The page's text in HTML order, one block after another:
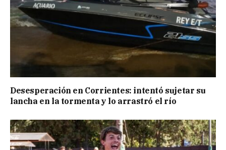
Desesperación en Corrientes: intentó sujetar su
lancha en la tormenta y lo arrastró el río